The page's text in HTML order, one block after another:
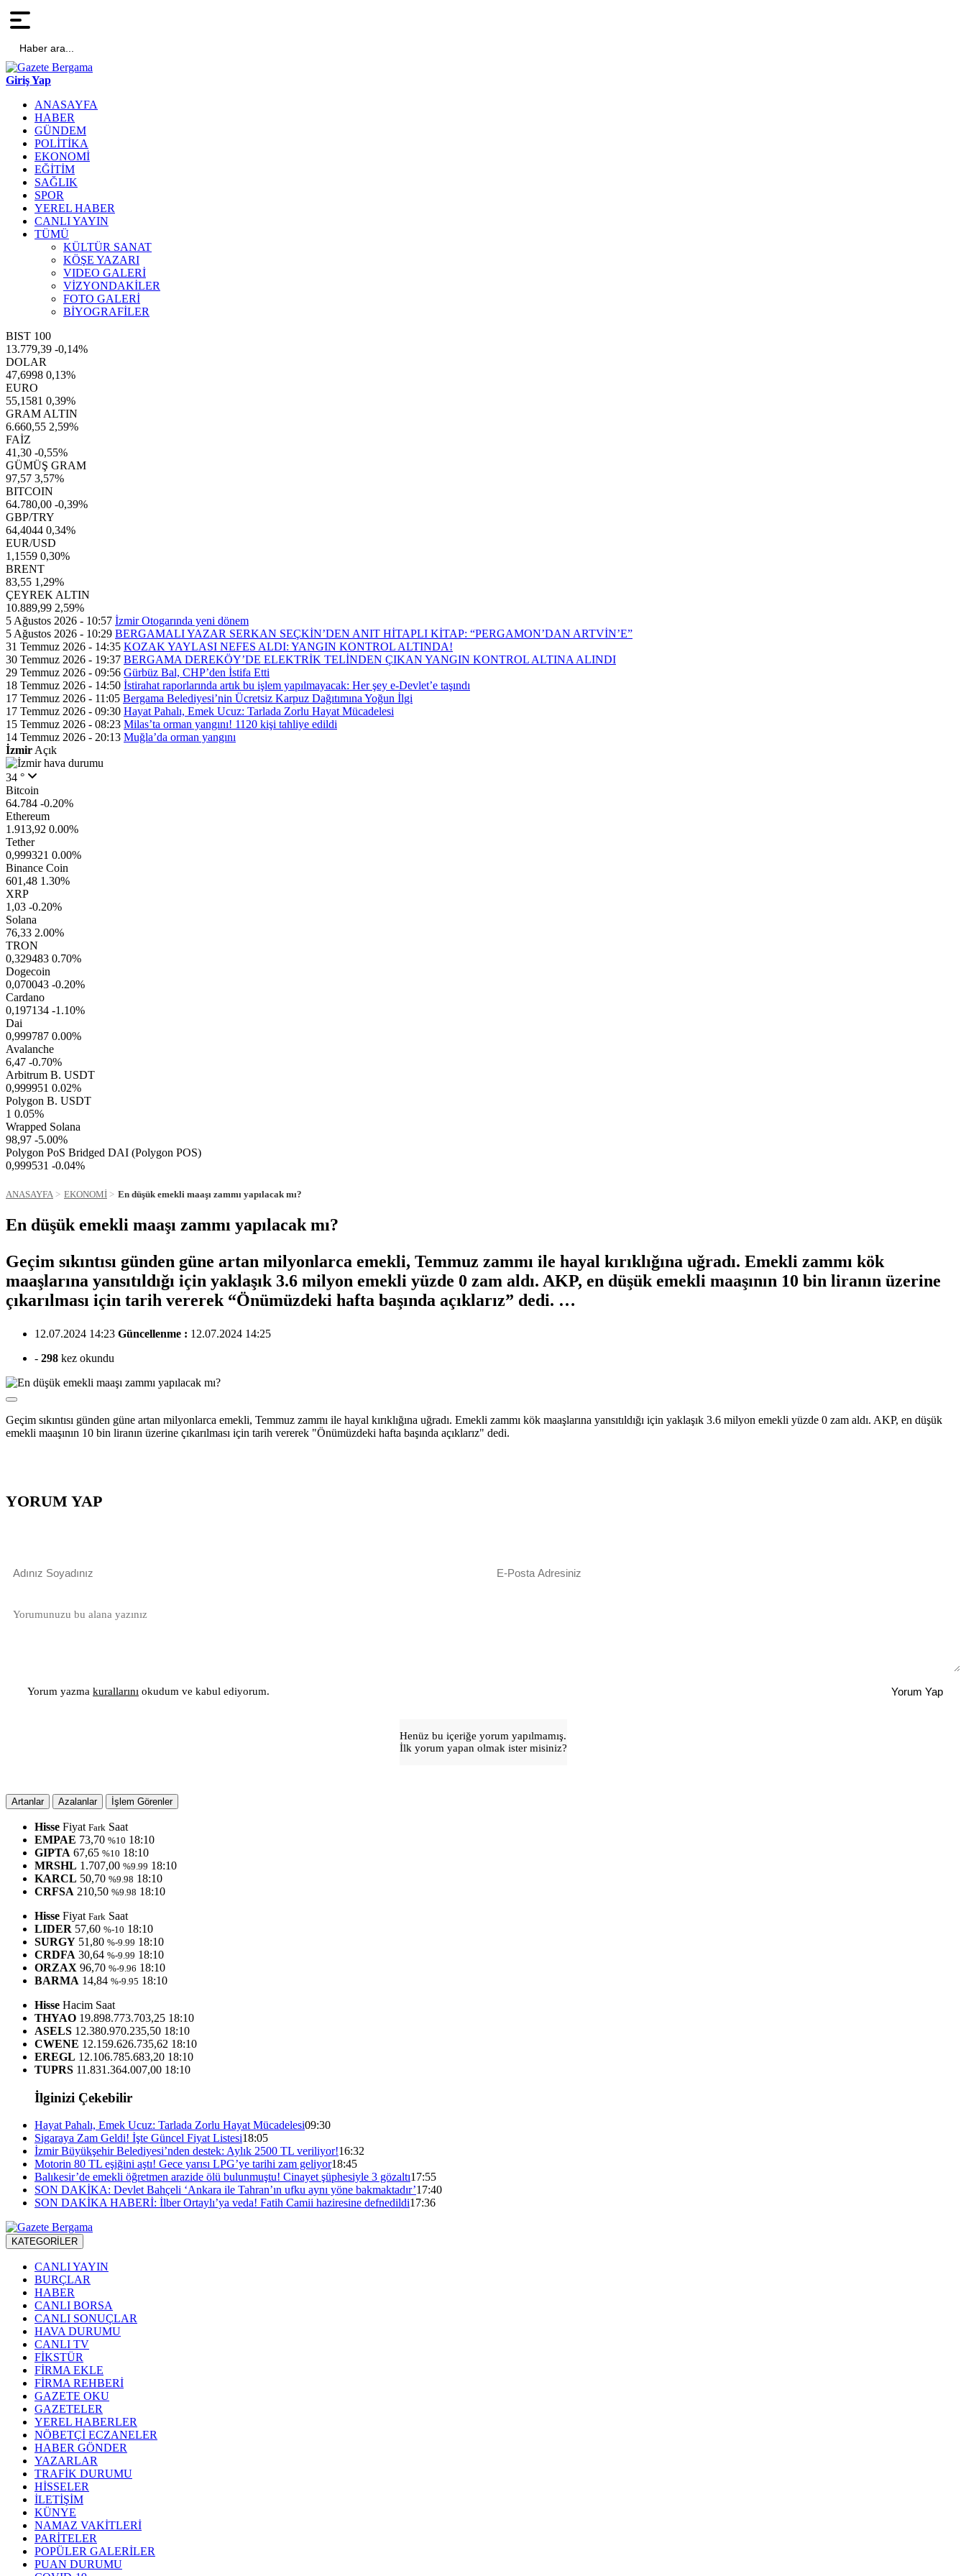
Haber ara...
Giriş Yap
ANASAYFA
HABER
GÜNDEM
POLİTİKA
EKONOMİ
EĞİTİM
SAĞLIK
SPOR
YEREL HABER
CANLI YAYIN
TÜMÜ
KÜLTÜR SANAT
KÖŞE YAZARI
VIDEO GALERİ
VİZYONDAKİLER
FOTO GALERİ
BİYOGRAFİLER
BIST 100
13.779,39 -0,14%
DOLAR
47,6998 0,13%
EURO
55,1581 0,39%
GRAM ALTIN
6.660,55 2,59%
FAİZ
41,30 -0,55%
GÜMÜŞ GRAM
97,57 3,57%
BITCOIN
64.780,00 -0,39%
GBP/TRY
64,4044 0,34%
EUR/USD
1,1559 0,30%
BRENT
83,55 1,29%
ÇEYREK ALTIN
10.889,99 2,59%
5 Ağustos 2026 - 10:57 İzmir Otogarında yeni dönem
5 Ağustos 2026 - 10:29 BERGAMALI YAZAR SERKAN SEÇKİN’DEN ANIT HİTAPLI KİTAP: “PERGAMON’DAN ARTVİN’E”
31 Temmuz 2026 - 14:35 KOZAK YAYLASI NEFES ALDI: YANGIN KONTROL ALTINDA!
30 Temmuz 2026 - 19:37 BERGAMA DEREKÖY’DE ELEKTRİK TELİNDEN ÇIKAN YANGIN KONTROL ALTINA ALINDI
29 Temmuz 2026 - 09:56 Gürbüz Bal, CHP’den İstifa Etti
18 Temmuz 2026 - 14:50 İstirahat raporlarında artık bu işlem yapılmayacak: Her şey e-Devlet’e taşındı
17 Temmuz 2026 - 11:05 Bergama Belediyesi’nin Ücretsiz Karpuz Dağıtımına Yoğun İlgi
17 Temmuz 2026 - 09:30 Hayat Pahalı, Emek Ucuz: Tarlada Zorlu Hayat Mücadelesi
15 Temmuz 2026 - 08:23 Milas’ta orman yangını! 1120 kişi tahliye edildi
14 Temmuz 2026 - 20:13 Muğla’da orman yangını
İzmir Açık
34 °
Bitcoin
64.784 -0.20%
Ethereum
1.913,92 0.00%
Tether
0,999321 0.00%
Binance Coin
601,48 1.30%
XRP
1,03 -0.20%
Solana
76,33 2.00%
TRON
0,329483 0.70%
Dogecoin
0,070043 -0.20%
Cardano
0,197134 -1.10%
Dai
0,999787 0.00%
Avalanche
6,47 -0.70%
Arbitrum B. USDT
0,999951 0.02%
Polygon B. USDT
1 0.05%
Wrapped Solana
98,97 -5.00%
Polygon PoS Bridged DAI (Polygon POS)
0,999531 -0.04%
ANASAYFA EKONOMİ En düşük emekli maaşı zammı yapılacak mı?
En düşük emekli maaşı zammı yapılacak mı?
Geçim sıkıntısı günden güne artan milyonlarca emekli, Temmuz zammı ile hayal kırıklığına uğradı. Emekli zammı kök
maaşlarına yansıtıldığı için yaklaşık 3.6 milyon emekli yüzde 0 zam aldı. AKP, en düşük emekli maaşının 10 bin liranın üzerine
çıkarılması için tarih vererek “Önümüzdeki hafta başında açıklarız” dedi. …
12.07.2024 14:23 Güncellenme : 12.07.2024 14:25
- 298 kez okundu
Geçim sıkıntısı günden güne artan milyonlarca emekli, Temmuz zammı ile hayal kırıklığına uğradı. Emekli zammı kök maaşlarına yansıtıldığı için yaklaşık 3.6 milyon emekli yüzde 0 zam aldı. AKP, en düşük
emekli maaşının 10 bin liranın üzerine çıkarılması için tarih vererek "Önümüzdeki hafta başında açıklarız" dedi.
YORUM YAP
Yorum yazma kurallarını okudum ve kabul ediyorum. Yorum Yap
Henüz bu içeriğe yorum yapılmamış.
İlk yorum yapan olmak ister misiniz?
Artanlar Azalanlar İşlem Görenler
Hisse Fiyat Fark Saat
EMPAE 73,70 %10 18:10
GIPTA 67,65 %10 18:10
MRSHL 1.707,00 %9.99 18:10
KARCL 50,70 %9.98 18:10
CRFSA 210,50 %9.98 18:10
Hisse Fiyat Fark Saat
LIDER 57,60 %-10 18:10
SURGY 51,80 %-9.99 18:10
CRDFA 30,64 %-9.99 18:10
ORZAX 96,70 %-9.96 18:10
BARMA 14,84 %-9.95 18:10
Hisse Hacim Saat
THYAO 19.898.773.703,25 18:10
ASELS 12.380.970.235,50 18:10
CWENE 12.159.626.735,62 18:10
EREGL 12.106.785.683,20 18:10
TUPRS 11.831.364.007,00 18:10
İlginizi Çekebilir
Hayat Pahalı, Emek Ucuz: Tarlada Zorlu Hayat Mücadelesi09:30
Sigaraya Zam Geldi! İşte Güncel Fiyat Listesi18:05
İzmir Büyükşehir Belediyesi’nden destek: Aylık 2500 TL veriliyor!16:32
Motorin 80 TL eşiğini aştı! Gece yarısı LPG’ye tarihi zam geliyor18:45
Balıkesir’de emekli öğretmen arazide ölü bulunmuştu! Cinayet şüphesiyle 3 gözaltı17:55
SON DAKİKA: Devlet Bahçeli ‘Ankara ile Tahran’ın ufku aynı yöne bakmaktadır’17:40
SON DAKİKA HABERİ: İlber Ortaylı’ya veda! Fatih Camii haziresine defnedildi17:36
KATEGORİLER
CANLI YAYIN
BURÇLAR
HABER
CANLI BORSA
CANLI SONUÇLAR
HAVA DURUMU
CANLI TV
FİKSTÜR
FİRMA EKLE
FİRMA REHBERİ
GAZETE OKU
GAZETELER
YEREL HABERLER
NÖBETÇİ ECZANELER
HABER GÖNDER
YAZARLAR
TRAFİK DURUMU
HİSSELER
İLETİŞİM
KÜNYE
NAMAZ VAKİTLERİ
PARİTELER
POPÜLER GALERİLER
PUAN DURUMU